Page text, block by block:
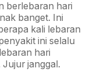
berlebaran hari
banget. Ini
kali lebaran
ini selalu
hari
Jujur janggal.